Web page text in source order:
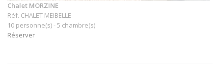
Chalet MORZINE
Réf. CHALET MEIBELLE
10 personne(s) - 5 chambre(s)
Réserver